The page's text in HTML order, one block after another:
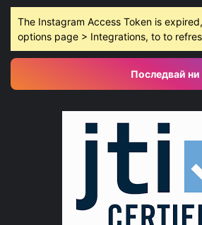
The Instagram Access Token is
options page > Integrations, to to
Последвай ни